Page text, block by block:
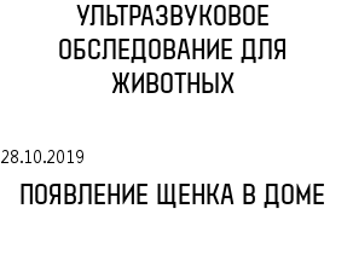
УЛЬТРАЗВУКОВОЕ
ОБСЛЕДОВАНИЕ ДЛЯ
ЖИВОТНЫХ
28.10.2019
ПОЯВЛЕНИЕ ЩЕНКА В ДОМЕ